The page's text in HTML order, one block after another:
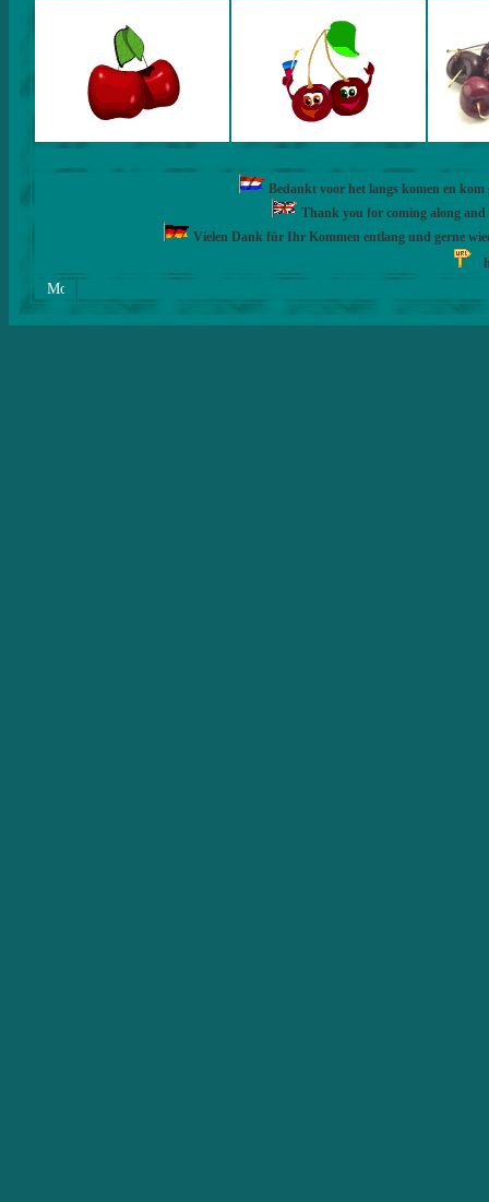
Bedankt voor het langs komen en
Thank you for coming along and
Vielen Dank für Ihr Kommen entlang und gerne